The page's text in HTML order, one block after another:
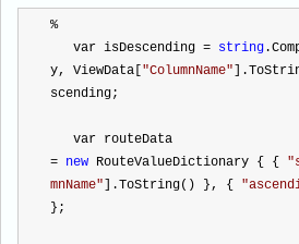
%
   var isDescending
= string
y, ViewData[ "ColumnName"
scending;
   var routeData
= new RouteValueDictionary { { "
mnName" ].ToString() }, { "
};